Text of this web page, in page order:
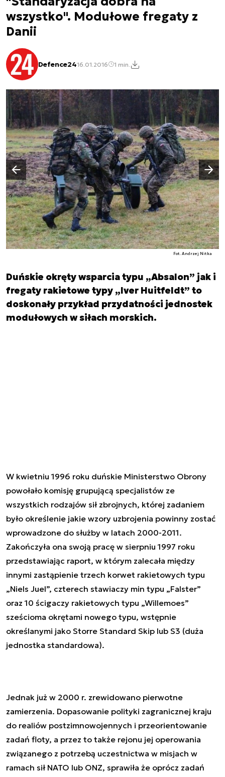
wszystko". Modułowe fregaty z
Danii
Defence2416.01.2016 1 min.
Fot. Andrzej Nitka
Poprzedni slajd
Następny slajd
Duńskie okręty wsparcia typu „Absalon” jak i
fregaty rakietowe typy „Iver Huitfeldt” to
doskonały przykład przydatności jednostek
modułowych w siłach morskich.
W kwietniu 1996 roku duńskie Ministerstwo Obrony
powołało komisję grupującą specjalistów ze
wszystkich rodzajów sił zbrojnych, której zadaniem
było określenie jakie wzory uzbrojenia powinny zostać
wprowadzone do służby w latach 2000-2011.
Zakończyła ona swoją pracę w sierpniu 1997 roku
przedstawiając raport, w którym zalecała między
innymi zastąpienie trzech korwet rakietowych typu
„Niels Juel”, czterech stawiaczy min typu „Falster”
oraz 10 ścigaczy rakietowych typu „Willemoes”
sześcioma okrętami nowego typu, wstępnie
określanymi jako Storre Standard Skip lub S3 (duża
jednostka standardowa).
Jednak już w 2000 r. zrewidowano pierwotne
zamierzenia. Dopasowanie polityki zagranicznej kraju
do realiów postzimnowojennych i przeorientowanie
zadań floty, a przez to także rejonu jej operowania
związanego z potrzebą uczestnictwa w misjach w
ramach sił NATO lub ONZ, sprawiła że oprócz zadań